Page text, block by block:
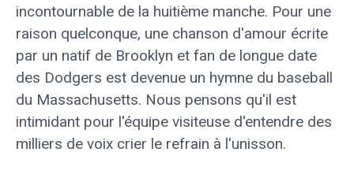
incontournable de la huitième manche. Pour une
raison quelconque, une chanson d'amour écrite
par un natif de Brooklyn et fan de longue date
des Dodgers est devenue un hymne du baseball
du Massachusetts. Nous pensons qu'il est
intimidant pour l'équipe visiteuse d'entendre des
milliers de voix crier le refrain à l'unisson.